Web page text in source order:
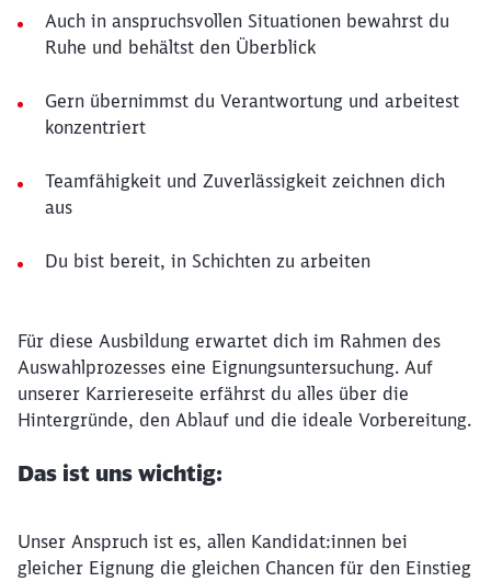
Auch in anspruchsvollen Situationen bewahrst du
Ruhe und behältst den Überblick
Gern übernimmst du Verantwortung und arbeitest
konzentriert
Teamfähigkeit und Zuverlässigkeit zeichnen dich
aus
Du bist bereit, in Schichten zu arbeiten
Für diese Ausbildung erwartet dich im Rahmen des
Auswahlprozesses eine Eignungsuntersuchung. Auf
unserer Karriereseite erfährst du alles über die
Hintergründe, den Ablauf und die ideale Vorbereitung.
Das ist uns wichtig:
Unser Anspruch ist es, allen Kandidat:innen bei
gleicher Eignung die gleichen Chancen für den Einstieg